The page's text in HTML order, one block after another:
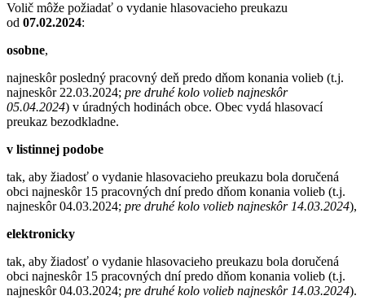
Volič môže požiadať o vydanie hlasovacieho preukazu
od 07.02.2024:
osobne,
najneskôr posledný pracovný deň predo dňom konania volieb (t.j.
najneskôr 22.03.2024; pre druhé kolo volieb najneskôr
05.04.2024) v úradných hodinách obce. Obec vydá hlasovací
preukaz bezodkladne.
v listinnej podobe
tak, aby žiadosť o vydanie hlasovacieho preukazu bola doručená
obci najneskôr 15 pracovných dní predo dňom konania volieb (t.j.
najneskôr 04.03.2024; pre druhé kolo volieb najneskôr 14.03.2024),
elektronicky
tak, aby žiadosť o vydanie hlasovacieho preukazu bola doručená
obci najneskôr 15 pracovných dní predo dňom konania volieb (t.j.
najneskôr 04.03.2024; pre druhé kolo volieb najneskôr 14.03.2024).